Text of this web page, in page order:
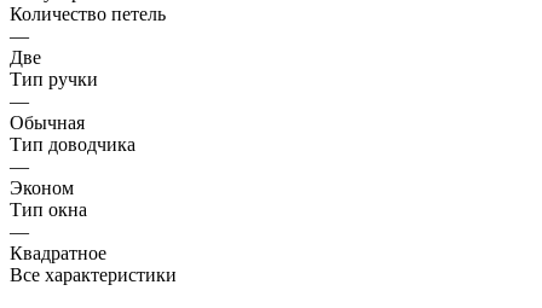
Количество петель
—
Две
Тип ручки
—
Обычная
Тип доводчика
—
Эконом
Тип окна
—
Квадратное
Все характеристики